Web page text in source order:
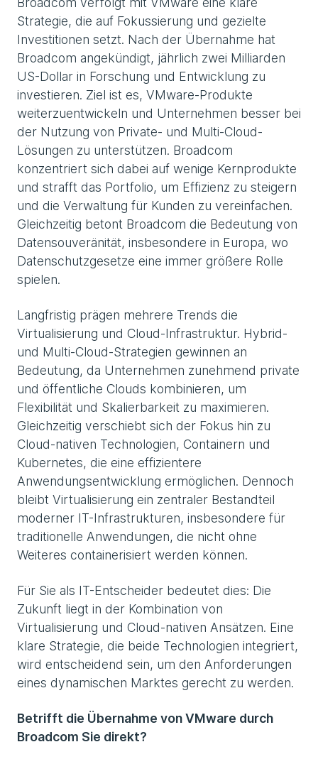
Strategie, die auf Fokussierung und gezielte
Investitionen setzt. Nach der Übernahme hat
Broadcom angekündigt, jährlich zwei Milliarden
US-Dollar in Forschung und Entwicklung zu
investieren. Ziel ist es, VMware-Produkte
weiterzuentwickeln und Unternehmen besser bei
der Nutzung von Private- und Multi-Cloud-
Lösungen zu unterstützen. Broadcom
konzentriert sich dabei auf wenige Kernprodukte
und strafft das Portfolio, um Effizienz zu steigern
und die Verwaltung für Kunden zu vereinfachen.
Gleichzeitig betont Broadcom die Bedeutung von
Datensouveränität, insbesondere in Europa, wo
Datenschutzgesetze eine immer größere Rolle
spielen.
Langfristig prägen mehrere Trends die
Virtualisierung und Cloud-Infrastruktur. Hybrid-
und Multi-Cloud-Strategien gewinnen an
Bedeutung, da Unternehmen zunehmend private
und öffentliche Clouds kombinieren, um
Flexibilität und Skalierbarkeit zu maximieren.
Gleichzeitig verschiebt sich der Fokus hin zu
Cloud-nativen Technologien, Containern und
Kubernetes, die eine effizientere
Anwendungsentwicklung ermöglichen. Dennoch
bleibt Virtualisierung ein zentraler Bestandteil
moderner IT-Infrastrukturen, insbesondere für
traditionelle Anwendungen, die nicht ohne
Weiteres containerisiert werden können.
Für Sie als IT-Entscheider bedeutet dies: Die
Zukunft liegt in der Kombination von
Virtualisierung und Cloud-nativen Ansätzen. Eine
klare Strategie, die beide Technologien integriert,
wird entscheidend sein, um den Anforderungen
eines dynamischen Marktes gerecht zu werden.
Betrifft die Übernahme von VMware durch
Broadcom Sie direkt?